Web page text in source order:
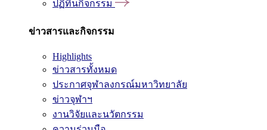
ปฏิทินกิจกรรม
ข่าวสารและกิจกรรม
Highlights
ข่าวสารทั้งหมด
ประกาศจุฬาลงกรณ์มหาวิทยาลัย
ข่าวจุฬาฯ
งานวิจัยและนวัตกรรม